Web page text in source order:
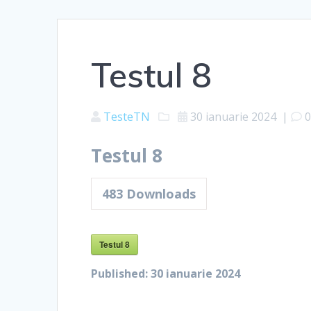
Testul 8
TesteTN 30 ianuarie 2024| 0
Testul 8
483 Downloads
Testul 8
Published:30 ianuarie 2024